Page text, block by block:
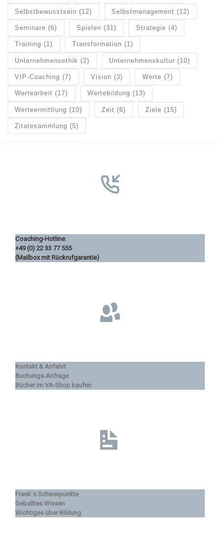
Selbstbewusstsein (12) Selbstmanagement (12)
Seminare (6) Spielen (31) Strategie (4)
Training (1) Transformation (1)
Unternehmensethik (2) Unternehmenskultur (10)
VIP-Coaching (7) Vision (3) Werte (7)
Wertearbeit (17) Wertebildung (13)
Werteermittlung (10) Zeit (6) Ziele (15)
Zitatesammlung (5)
Coaching-Hotline:
+49 (0) 22 33 77 555
(Mailbox mit Rückrufgarantie)
Kontakt & Anfahrt
Buchungs-Anfrage
Bücher im VA-Shop kaufen
Frank´s Schwerpunkte
Geballtes Wissen
Wichtiges über Bildung